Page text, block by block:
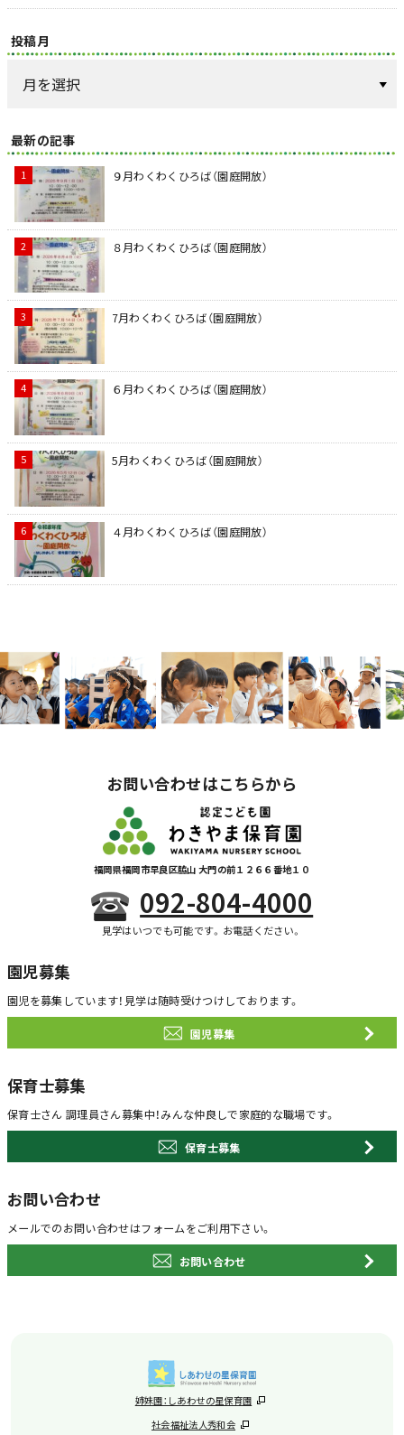
投稿月
最新の記事
９月わくわくひろば（園庭開放）
８月わくわくひろば（園庭開放）
7月わくわくひろば（園庭開放）
６月わくわくひろば（園庭開放）
5月わくわくひろば（園庭開放）
４月わくわくひろば（園庭開放）
お問い合わせはこちらから
福岡県福岡市早良区脇山 大門の前１２６６番地１０
092-804-4000
見学はいつでも可能です。お電話ください。
園児募集
園児を募集しています！ 見学は随時受けつけしております。
園児募集
保育士募集
保育士さん 調理員さん募集中！みんな仲良しで家庭的な職場です。
保育士募集
お問い合わせ
メールでのお問い合わせはフォームをご利用下さい。
お問い合わせ
姉妹園：しあわせの星保育園
社会福祉法人秀和会